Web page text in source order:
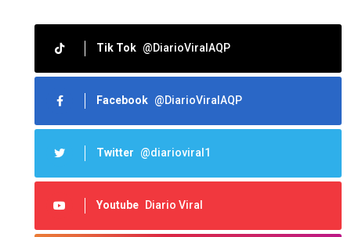
Tik Tok @DiarioViralAQP
Facebook @DiarioViralAQP
Twitter @diarioviral1
Youtube Diario Viral